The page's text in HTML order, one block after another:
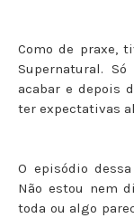
Como de praxe,
Supernatural.
acabar e depois
ter expectativas
O episódio
Não estou nem
toda ou algo